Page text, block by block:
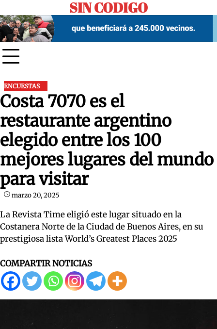
to
content
SIN CODIGO
ENCUESTAS
Costa 7070 es el
restaurante argentino
elegido entre los 100
mejores lugares del mundo
para visitar
marzo 20, 2025
La Revista Time eligió este lugar situado en la
Costanera Norte de la Ciudad de Buenos Aires, en su
prestigiosa lista World’s Greatest Places 2025
COMPARTIR NOTICIAS